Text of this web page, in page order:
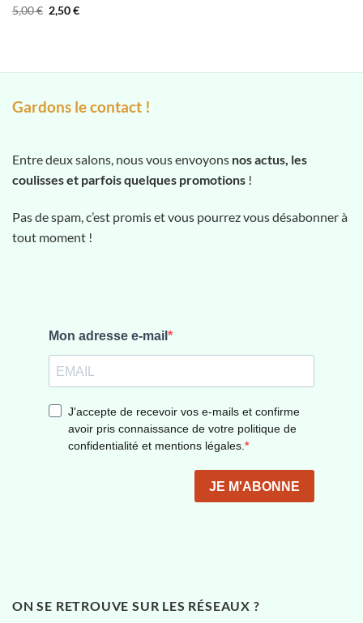
5,00€ Le
prix
2,50€Le
Gardons le contact !
Entre deux salons, nous vous envoyons nos actus, les
coulisses et parfois quelques promotions !
Pas de spam, c’est promis et vous pourrez vous désabonner à
tout moment !
ON SE RETROUVE SUR LES RÉSEAUX ?